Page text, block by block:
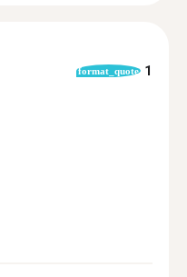
format_quote 1